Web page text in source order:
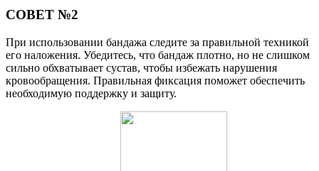
СОВЕТ №2
При использовании бандажа следите за правильной техникой
его наложения. Убедитесь, что бандаж плотно, но не слишком
сильно обхватывает сустав, чтобы избежать нарушения
кровообращения. Правильная фиксация поможет обеспечить
необходимую поддержку и защиту.